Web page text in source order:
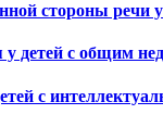
стороны
детей с общим
с